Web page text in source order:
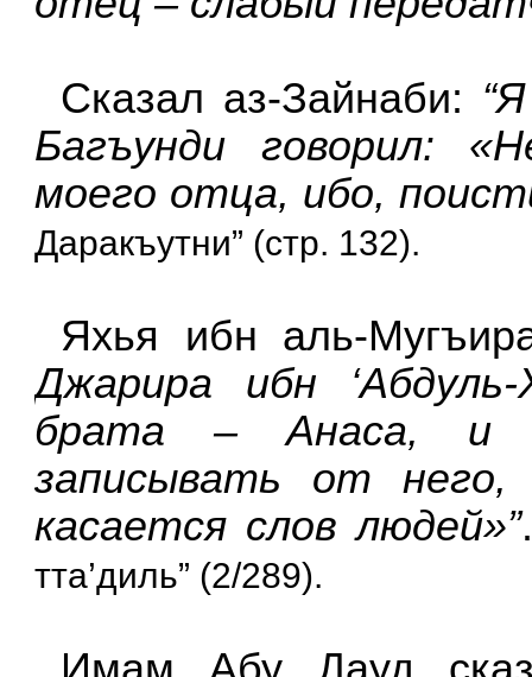
Сказал аз-Зайнаби:
Багъунди говорил:
моего отца, ибо,
Даракъутни” (стр. 132).
Яхья ибн аль-
Джарира ибн
брата – Анаса, и
записывать от
касается слов людей»”
тта’диль” (2/289).